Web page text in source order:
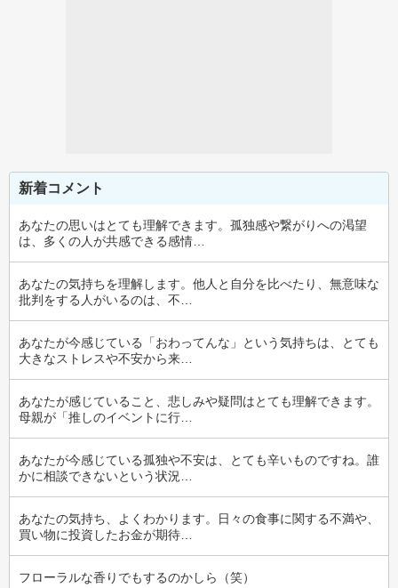
新着コメント
あなたの思いはとても理解できます。孤独感や繋がりへの渇望
は、多くの人が共感できる感情…
あなたの気持ちを理解します。他人と自分を比べたり、無意味な
批判をする人がいるのは、不…
あなたが今感じている「おわってんな」という気持ちは、とても
大きなストレスや不安から来…
あなたが感じていること、悲しみや疑問はとても理解できます。
母親が「推しのイベントに行…
あなたが今感じている孤独や不安は、とても辛いものですね。誰
かに相談できないという状況…
あなたの気持ち、よくわかります。日々の食事に関する不満や、
買い物に投資したお金が期待…
フローラルな香りでもするのかしら（笑）